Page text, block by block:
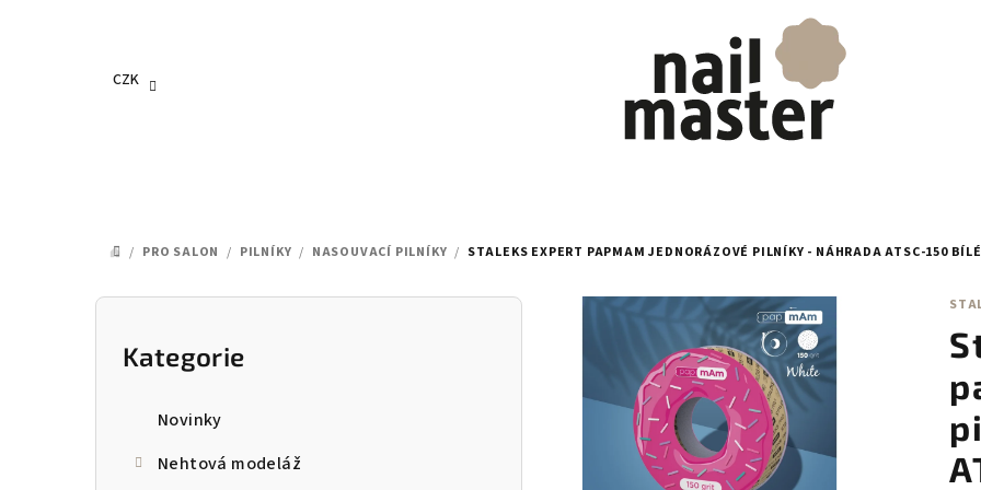
CZK
DOMŮ
/ PRO SALON / PILNÍKY / NASOUVACÍ PILNÍKY / STALEKS EXPERT PAPMAM JEDNORÁZOVÉ PILNÍKY - NÁHRADA ATSC-150 BÍLÉ
P
Přeskočit
kategorie
Kategorie
Novinky
Nehtová modeláž